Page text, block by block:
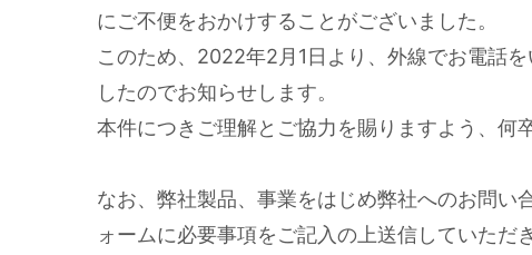
にご不便をおかけすることがございました。
このため、2022年2月1日より、外線でお電話
したのでお知らせします。
本件につきご理解とご協力を賜りますよう、何
なお、弊社製品、事業をはじめ弊社へのお問い
ォームに必要事項をご記入の上送信していただ